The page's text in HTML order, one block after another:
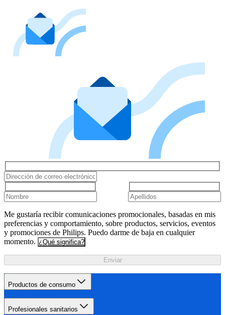
Me gustaría recibir comunicaciones promocionales, basadas en mis
preferencias y comportamiento, sobre productos, servicios, eventos
y promociones de Philips. Puedo darme de baja en cualquier
momento. ¿Qué significa?
Enviar
Productos de consumo
Profesionales sanitarios